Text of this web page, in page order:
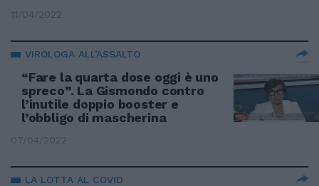
11/04/2022
VIROLOGA ALL’ASSALTO
“Fare la quarta dose oggi è uno
spreco”. La Gismondo contro
l’inutile doppio booster e
l’obbligo di mascherina
07/04/2022
LA LOTTA AL COVID